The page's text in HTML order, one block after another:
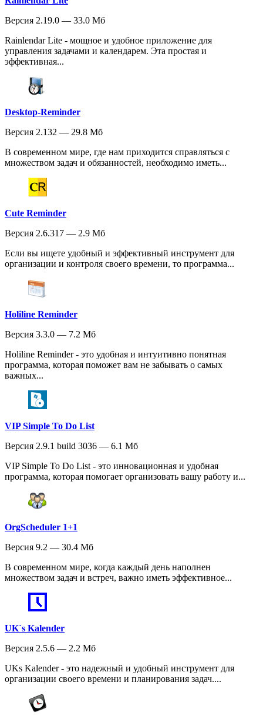
Версия 2.19.0 — 33.0 Мб
Rainlendar Lite - мощное и удобное приложение для
управления задачами и календарем. Эта простая и
эффективная...
Desktop-Reminder
Версия 2.132 — 29.8 Мб
В современном мире, где нам приходится справляться с
множеством задач и обязанностей, необходимо иметь...
Cute Reminder
Версия 2.6.317 — 2.9 Мб
Если вы ищете удобный и эффективный инструмент для
организации и контроля своего времени, то программа...
Holiline Reminder
Версия 3.3.0 — 7.2 Мб
Holiline Reminder - это удобная и интуитивно понятная
программа, которая поможет вам не забывать о самых
важных...
VIP Simple To Do List
Версия 2.9.1 build 3036 — 6.1 Мб
VIP Simple To Do List - это инновационная и удобная
программа, которая помогает организовать вашу работу и...
OrgScheduler 1+1
Версия 9.2 — 30.4 Мб
В современном мире, когда каждый день наполнен
множеством задач и встреч, важно иметь эффективное...
UK`s Kalender
Версия 2.5.6 — 2.2 Мб
UKs Kalender - это надежный и удобный инструмент для
организации своего времени и планирования задач....